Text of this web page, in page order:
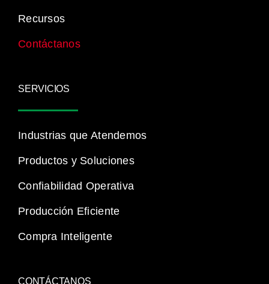
Recursos
Contáctanos
SERVICIOS
Industrias que Atendemos
Productos y Soluciones
Confiabilidad Operativa
Producción Eficiente
Compra Inteligente
CONTÁCTANOS